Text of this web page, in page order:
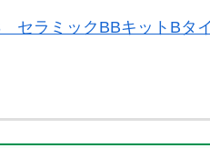
セラミックBBキットBタ